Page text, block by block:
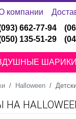
компании
662-77-94
135-51-29
ШАРИКИ
Halloween